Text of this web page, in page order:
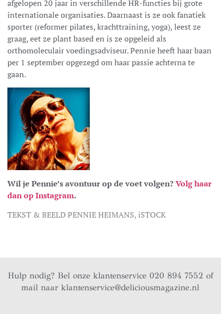
afgelopen 20 jaar in verschillende HR-functies bij grote
internationale organisaties. Daarnaast is ze ook fanatiek
sporter (reformer pilates, krachttraining, yoga), leest ze
graag, eet ze plant based en is ze opgeleid als
orthomoleculair voedingsadviseur. Pennie heeft haar baan
per 1 september opgezegd om haar passie achterna te
gaan.
Wil je Pennie’s avontuur op de voet volgen?Volg haar
dan op Instagram.
TEKST & BEELD PENNIE HEIMANS, iSTOCK
Hulp nodig? Bel onze klantenservice 020 894 7552 of
mail naarklantenservice@deliciousmagazine.nl